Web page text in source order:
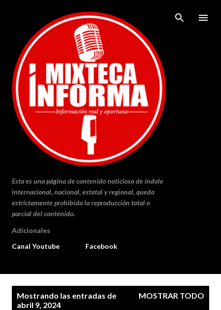
Ir al contenido principal
Esta es una página de contenido noticioso de índole
internacional, nacional, estatal y regional, queda
estrictamente prohibida la reproducción total o
parcial del contenido.
Adicionales
Canal Youtube
Facebook
Mostrando las entradas de
abril 9, 2024
MOSTRAR TODO